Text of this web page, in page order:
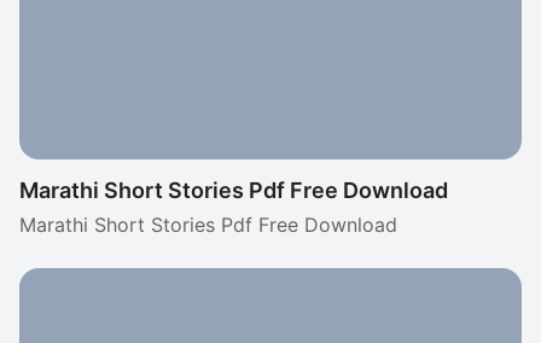
Marathi Short Stories Pdf Free Download
Marathi Short Stories Pdf Free Download